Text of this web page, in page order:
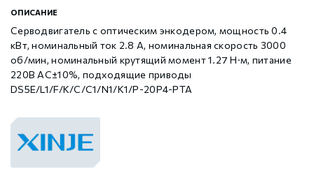
ОПИСАНИЕ
Серводвигатель с оптическим энкодером, мощность 0.4
кВт, номинальный ток 2.8 А, номинальная скорость 3000
об/мин, номинальный крутящий момент 1.27 Н·м, питание
220В AC±10%, подходящие приводы
DS5E/L1/F/K/C/C1/N1/K1/P-20P4-PTA
Xinje XP (PLC+HMI)
Xinje HVAC
Аксессуары Xinje
управления
Шаговые двигатели MP3 с разомкнутым контуром
управления